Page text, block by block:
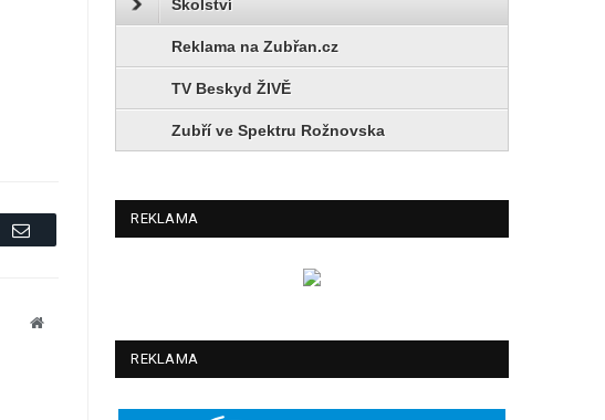
Email
Website
Školství
Reklama na Zubřan.cz
TV Beskyd ŽIVĚ
Zubří ve Spektru Rožnovska
REKLAMA
REKLAMA